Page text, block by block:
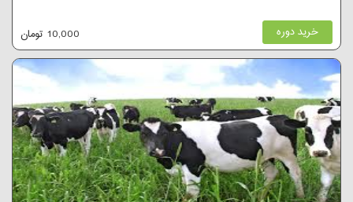
خرید دوره 10,000 تومان